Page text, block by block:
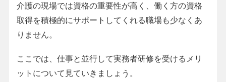
介護の現場では資格の重要性が高く、働く方の資格
取得を積極的にサポートしてくれる職場も少なくあ
りません。
ここでは、仕事と並行して実務者研修を受けるメリ
ットについて見ていきましょう。